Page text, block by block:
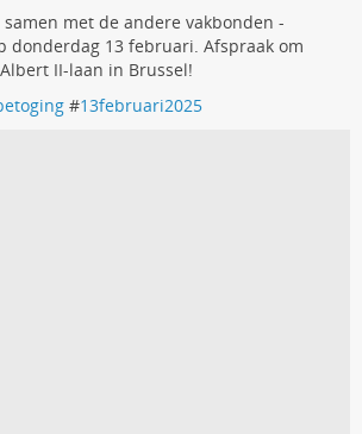
met de andere vakbonden -
donderdag 13 februari. Afspraak om
II-laan in Brussel!
#13februari2025